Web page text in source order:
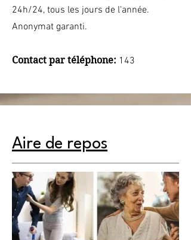
24h/24, tous les jours de l'année.
Anonymat garanti.
Contact par téléphone: 143
Aire de repos